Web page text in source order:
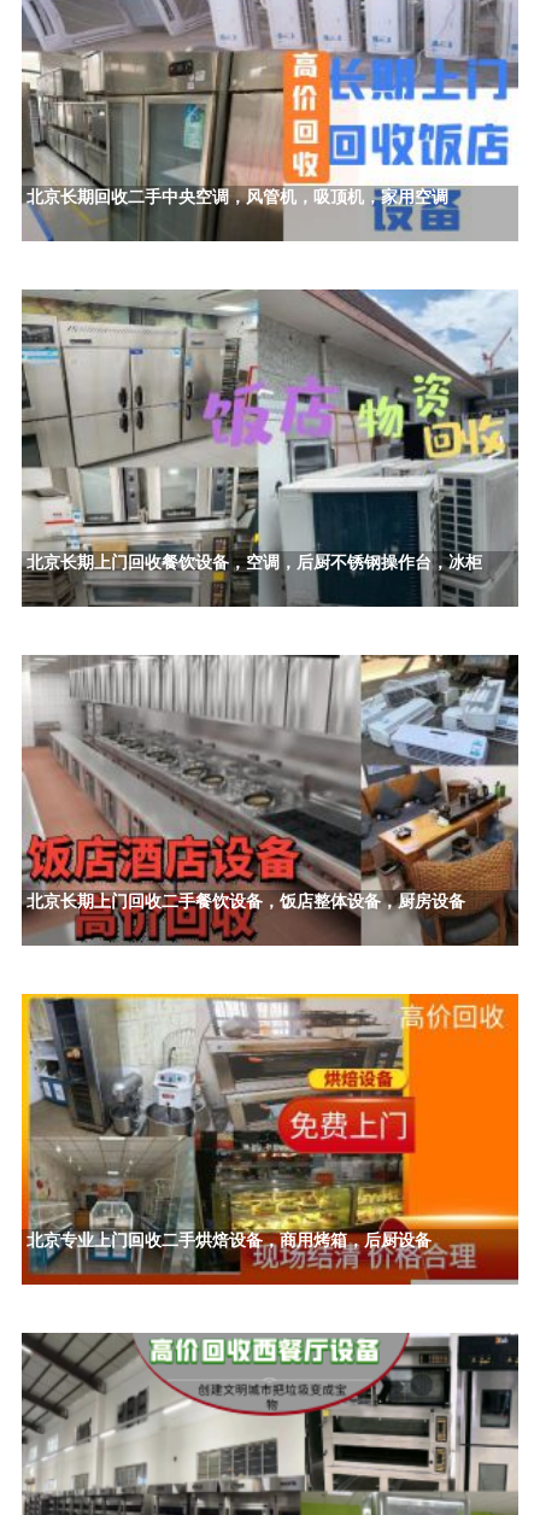
北京长期回收二手中央空调，风管机，吸顶机，家用空调
北京长期上门回收餐饮设备，空调，后厨不锈钢操作台，冰柜
北京长期上门回收二手餐饮设备，饭店整体设备，厨房设备
北京专业上门回收二手烘焙设备，商用烤箱，后厨设备